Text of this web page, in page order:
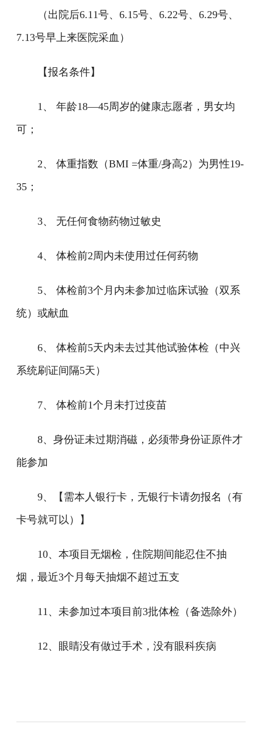
（出院后6.11号、6.15号、6.22号、6.29号、
7.13号早上来医院采血）
【报名条件】
1、 年龄18—45周岁的健康志愿者，男女均
可；
2、 体重指数（BMI =体重/身高2）为男性19-
35；
3、 无任何食物药物过敏史
4、 体检前2周内未使用过任何药物
5、 体检前3个月内未参加过临床试验（双系
统）或献血
6、 体检前5天内未去过其他试验体检（中兴
系统刷证间隔5天）
7、 体检前1个月未打过疫苗
8、身份证未过期消磁，必须带身份证原件才
能参加
9、【需本人银行卡，无银行卡请勿报名（有
卡号就可以）】
10、本项目无烟检，住院期间能忍住不抽
烟，最近3个月每天抽烟不超过五支
11、未参加过本项目前3批体检（备选除外）
12、眼睛没有做过手术，没有眼科疾病